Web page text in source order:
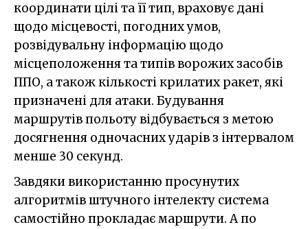
координати цілі та її тип, враховує дані
щодо місцевості, погодних умов,
розвідувальну інформацію щодо
місцеположення та типів ворожих засобів
ППО, а також кількості крилатих ракет, які
призначені для атаки. Будування
маршрутів польоту відбувається з метою
досягнення одночасних ударів з інтервалом
менше 30 секунд.
Завдяки використанню просунутих
алгоритмів штучного інтелекту система
самостійно прокладає маршрути. А по